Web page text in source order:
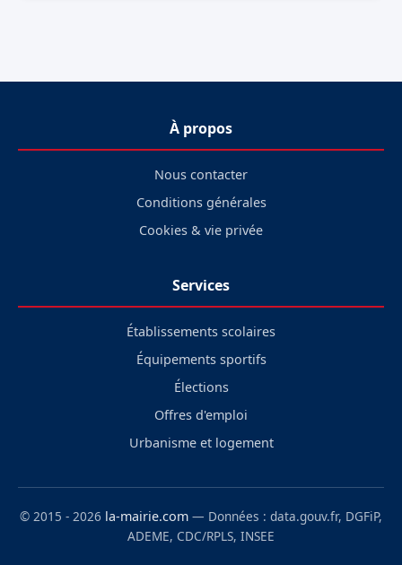
À propos
Nous contacter
Conditions générales
Cookies & vie privée
Services
Établissements scolaires
Équipements sportifs
Élections
Offres d'emploi
Urbanisme et logement
© 2015 - 2026 la-mairie.com — Données : data.gouv.fr, DGFiP,
ADEME, CDC/RPLS, INSEE